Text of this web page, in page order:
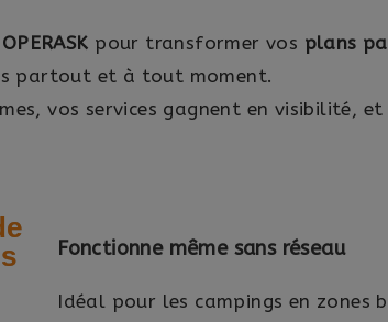
OPERASK pour transformer vos plans
partout et à tout moment.
vos services gagnent en visibilité,
Fonctionne même sans réseau
Idéal pour les campings en zones